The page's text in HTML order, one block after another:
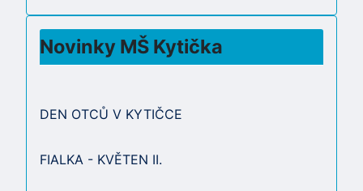
Novinky MŠ Kytička
DEN OTCŮ V KYTIČCE
FIALKA - KVĚTEN II.